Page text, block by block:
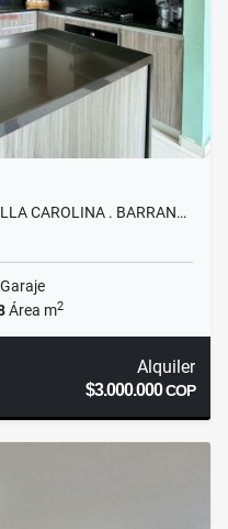
CAROLINA . BARRAN…
Garaje
Área m2
Alquiler
$3.000.000COP